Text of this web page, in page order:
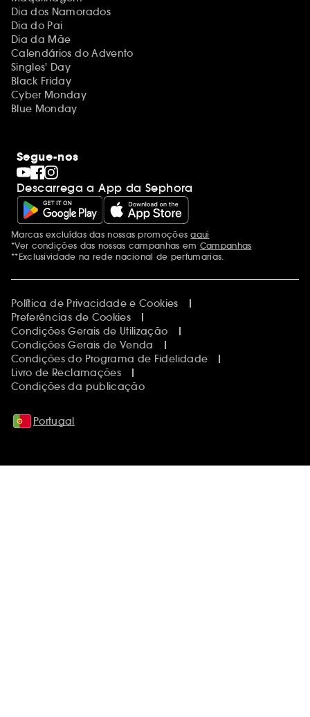
Dia dos Namorados
Dia do Pai
Dia da Mãe
Calendários do Advento
Singles' Day
Black Friday
Cyber Monday
Blue Monday
Segue-nos
Descarrega a App da Sephora
Menções adicionais
Marcas excluídas das nossas promoçõesaqui
*Ver condições das nossas campanhas em Campanhas
**Exclusividade na rede nacional de perfumarias.
Política de Privacidade e Cookies
Preferências de Cookies
Condições Gerais de Utilização
Condições Gerais de Venda
Condições do Programa de Fidelidade
Livro de Reclamações
Condições da publicação
Portugal